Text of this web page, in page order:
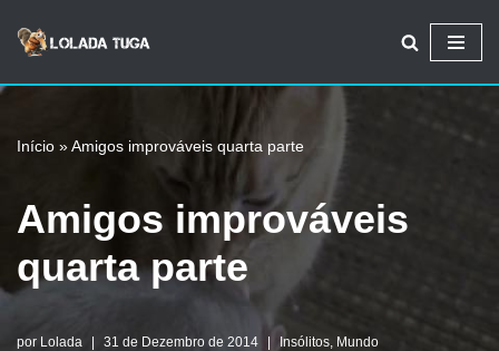
Avançar
conteúdo
Início »Amigos improváveis quarta parte
Amigos improváveis
quarta parte
por Lolada 31 de Dezembro de 2014 Insólitos, Mundo